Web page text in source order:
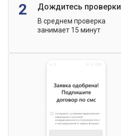
2 Дождитесь проверки
В среднем проверка
занимает 15 минут